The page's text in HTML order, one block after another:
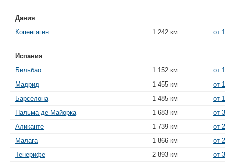
Дания
Копенгаген
1 242 км от
Испания
Бильбао
1 152 км
от
Мадрид
1 455 км
от
Барселона
1 485 км
от
Пальма-де-Майорка
1 683 км
от
Аликанте
1 739 км
от
Малага
1 866 км
от
Тенерифе
2 893 км от